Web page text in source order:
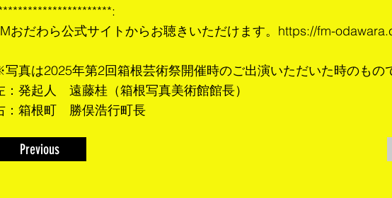
おだわら公式サイトからお聴きいただけます。 https://fm-
真は2025年第2回箱根芸術祭開催時のご出演いただいた時のもの
：発起人 遠藤桂（箱根写真美術館館長）
：箱根町 勝俣浩行町長
Previous